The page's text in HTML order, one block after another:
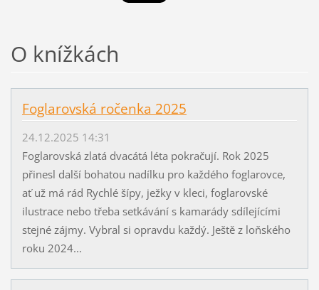
O knížkách
Foglarovská ročenka 2025
24.12.2025 14:31
Foglarovská zlatá dvacátá léta pokračují. Rok 2025
přinesl další bohatou nadílku pro každého foglarovce,
ať už má rád Rychlé šípy, ježky v kleci, foglarovské
ilustrace nebo třeba setkávání s kamarády sdílejícími
stejné zájmy. Vybral si opravdu každý. Ještě z loňského
roku 2024...